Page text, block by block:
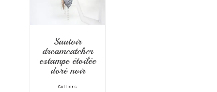
Sautoir
dreamcatcher
estampe étoilée
doré noir
Colliers